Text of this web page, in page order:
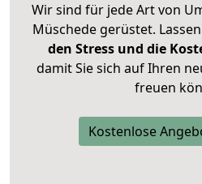
Wir sind für jede Art von
Müschede gerüstet.
den Stress und die
damit Sie sich auf Ihren
freuen
Kostenlose